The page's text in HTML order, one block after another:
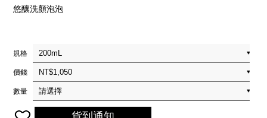
悠釀洗顏泡泡
規格
價錢
數量